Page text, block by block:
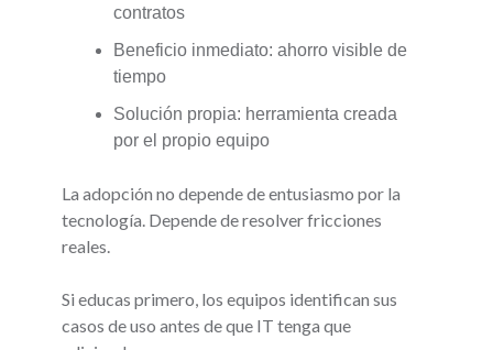
contratos
Beneficio inmediato: ahorro visible de
tiempo
Solución propia: herramienta creada
por el propio equipo
La adopción no depende de entusiasmo por la
tecnología. Depende de resolver fricciones
reales.
Si educas primero, los equipos identifican sus
casos de uso antes de que IT tenga que